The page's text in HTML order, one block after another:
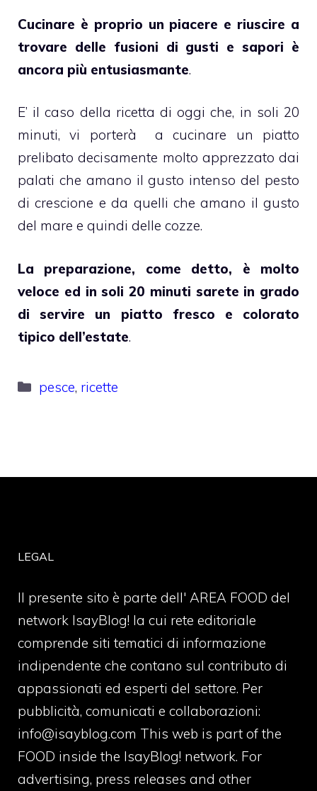
Cucinare è proprio un piacere e riuscire a
trovare delle fusioni di gusti e sapori è
ancora più entusiasmante.
E’ il caso della ricetta di oggi che, in soli 20
minuti, vi porterà a cucinare un piatto
prelibato decisamente molto apprezzato dai
palati che amano il gusto intenso del pesto
di crescione e da quelli che amano il gusto
del mare e quindi delle cozze.
La preparazione, come detto, è molto
veloce ed in soli 20 minuti sarete in grado
di servire un piatto fresco e colorato
tipico dell’estate.
Categorie
pesce, ricette
LEGAL
Il presente sito è parte dell' AREA FOOD del
network IsayBlog! la cui rete editoriale
comprende siti tematici di informazione
indipendente che contano sul contributo di
appassionati ed esperti del settore. Per
pubblicità, comunicati e collaborazioni:
info@isayblog.com This web is part of the
FOOD inside the IsayBlog! network. For
advertising, press releases and other